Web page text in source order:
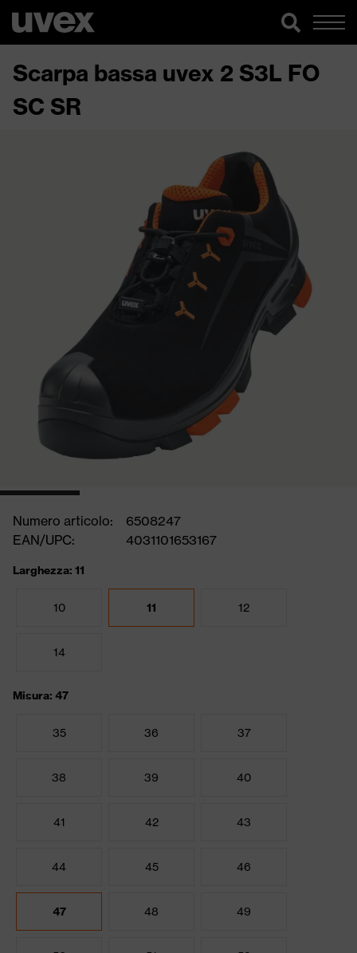
Scarpa bassa uvex 2 S3L FO
SC SR
Numero articolo:
6508247
EAN/UPC:
4031101653167
Larghezza: 11
10 11 12
14
Misura: 47
35 36 37
38 39 40
41 42 43
44 45 46
47 48 49